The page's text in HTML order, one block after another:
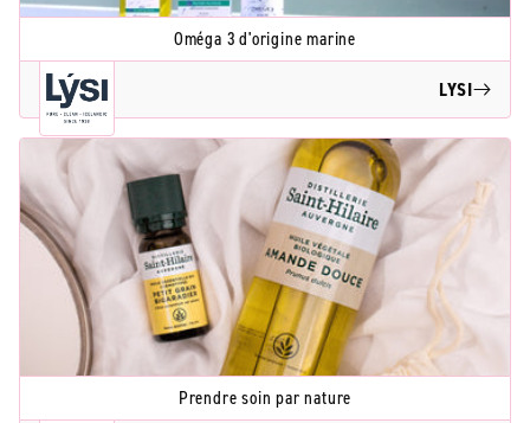
Oméga 3 d'origine marine
LYSI
Prendre soin par nature